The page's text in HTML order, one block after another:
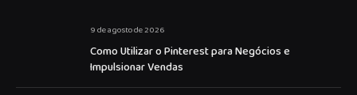
9 de agosto de 2026
Como Utilizar o Pinterest para Negócios e
Impulsionar Vendas